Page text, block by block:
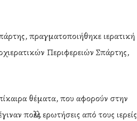
πραγματοποιήθηκε ιερατική
Περιφερειών Σπάρτης,
θέματα, που αφορούν στην
πολλές ερωτήσεις από τους ιερείς